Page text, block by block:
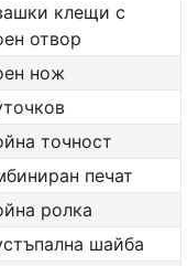
клещи с
отвор
нож
точност
печат
ролка
шайба